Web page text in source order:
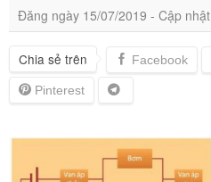
Đăng ngày 15/07/2019 - Cập nhật
Chia sẻ trên